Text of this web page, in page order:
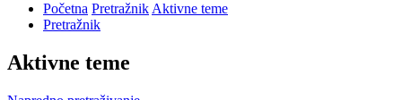
Početna PretražnikAktivne teme
Pretražnik
Aktivne teme